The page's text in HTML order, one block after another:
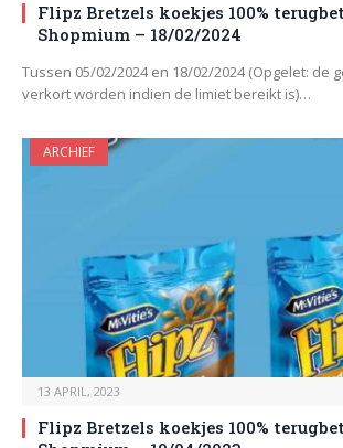
Flipz Bretzels koekjes 100%
Shopmium – 18/02/2024
Tussen 05/02/2024 en 18/02/2024 (Opgelet: de
verkort worden indien de limiet bereikt is)…
ARCHIEF
13 APRIL, 2023
Flipz Bretzels koekjes 100%